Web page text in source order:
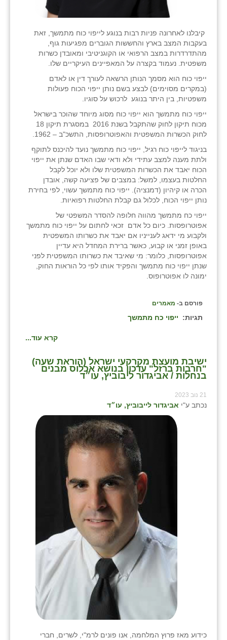
קיבלנו לאחרונה פניות רבות בנוגע לייפוי כוח מתמשך, זאת
בעקבות המצב בארץ והחששות הגוברים מפגיעות גוף,
מהתדרדרות במצב הרפואי או הקוגניטיבי ומאובדן כשרות
משפטית. נעמוד בקצרה על המאפיינים העיקריים שלו.
ייפוי כוח הוא מסמך הנותן הרשאה לעורך דין או לאדם
(במקרים מסוימים) לבצע בשם נותן ייפוי הכוח פעולות
משפטיות, בין היתר בנוגע לרכוש על סוגיו.
ייפוי כוח מתמשך הוא ייפוי כוח מסוג מיוחד שהוכר בישראל
מכוח תיקון לחוק שהתקבל בשנת 2016 במסגרת תיקון 18
לחוק הכשרות המשפטית והאפוטרופסות, התשכ"ב – 1962.
בניגוד לייפוי כוח רגיל, ייפוי כוח מתמשך נועד להיכנס לתוקף
ולתת מענה למצב עתידי ולא ודאי שבו האדם שנתן את ייפוי
הכוח יאבד את הכשרות המשפטית שלו ולא יוכל לקבל
החלטות בעצמו, למשל: במצבים של פציעה קשה, אובדן
הכרה או קיהיון (דמנציה). ייפוי כוח מתמשך עשוי, לפי בחירת
נותן ייפוי הכוח, לכלול גם קבלת החלטות רפואיות.
ייפוי כח מתמשך מהווה חלופה להסדר המשפטי של
אפוטרופסות. כיום כל אדם זכאי לחתום על ייפוי כוח מתמשך
ולקבוע מי ידאג לענייניו אם יאבד את כשרותו המשפטית
באופן זמני או קבוע, כאשר ברירת המחדל היא עדיין
אפוטרופסות, כלומר: מי שאיבד את כשרותו המשפטית לפני
שנתן ייפוי כוח מתמשך והפקיד אותו לפי כל הוראות החוק,
ימונה לו אפוטרופוס.
פורסם ב- מאמרים
תגיות: ייפוי כח מתמשך
קרא עוד...
ישיבת מועצת מקרקעי ישראל (הוראת שעה)
"חרבות ברזל" עדכון בנושא אכלוס מבנים
בנחלות / אביגדור ליבוביץ, עו״ד
21 נוב 2023
נכתב ע"י אביגדור לייבוביץ, עו״ד
כידוע מאז פרוץ המלחמה, אנו פונים לרמ"י, לשרים, חברי